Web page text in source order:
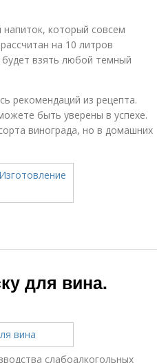
который совсем
на 10 литров
взять любой темный
рекомендаций из рецепта.
быть уверены в успехе.
винограда, но в домашних
для вина.
слабоалкогольных